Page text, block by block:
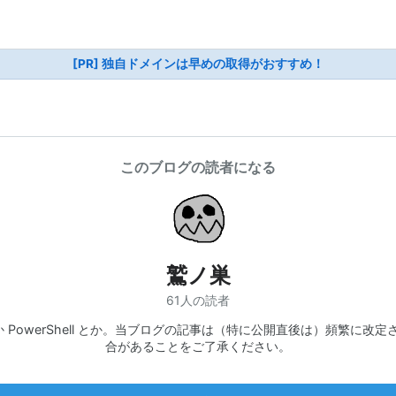
[PR] 独自ドメインは早めの取得がおすすめ！
このブログの読者になる
鷲ノ巣
61人の読者
PowerShell とか。当ブログの記事は（特に公開直後は）頻繁に改定
合があることをご了承ください。